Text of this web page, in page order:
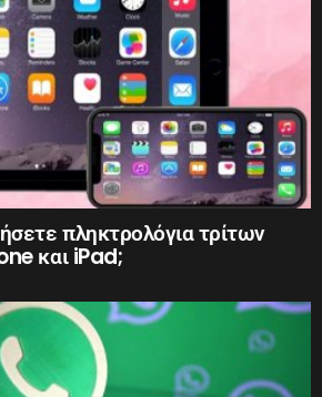
πληκτρολόγια τρίτων
και iPad;